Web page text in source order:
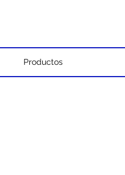
Productos